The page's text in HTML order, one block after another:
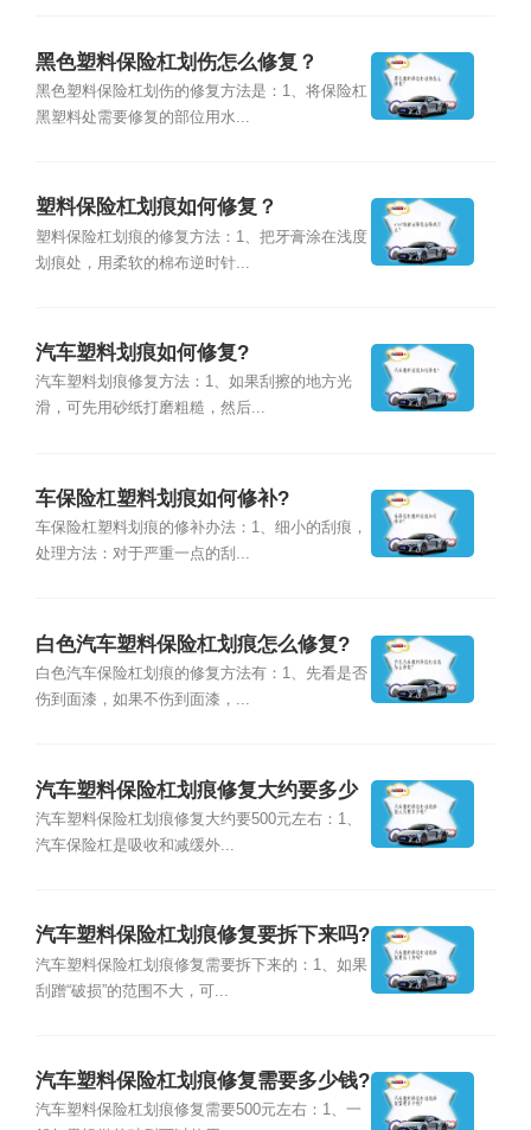
黑色塑料保险杠划伤怎么修复？
黑色塑料保险杠划伤的修复方法是：1、将保险杠
黑塑料处需要修复的部位用水...
塑料保险杠划痕如何修复？
塑料保险杠划痕的修复方法：1、把牙膏涂在浅度
划痕处，用柔软的棉布逆时针...
汽车塑料划痕如何修复?
汽车塑料划痕修复方法：1、如果刮擦的地方光
滑，可先用砂纸打磨粗糙，然后...
车保险杠塑料划痕如何修补?
车保险杠塑料划痕的修补办法：1、细小的刮痕，
处理方法：对于严重一点的刮...
白色汽车塑料保险杠划痕怎么修复?
白色汽车保险杠划痕的修复方法有：1、先看是否
伤到面漆，如果不伤到面漆，...
汽车塑料保险杠划痕修复大约要多少
钱?
汽车塑料保险杠划痕修复大约要500元左右：1、
汽车保险杠是吸收和减缓外...
汽车塑料保险杠划痕修复要拆下来吗?
汽车塑料保险杠划痕修复需要拆下来的：1、如果
刮蹭“破损”的范围不大，可...
汽车塑料保险杠划痕修复需要多少钱?
汽车塑料保险杠划痕修复需要500元左右：1、一